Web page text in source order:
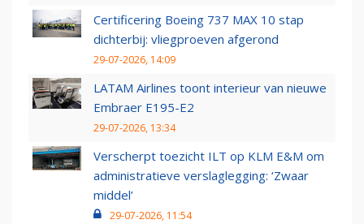
Certificering Boeing 737 MAX 10 stap
dichterbij: vliegproeven afgerond
29-07-2026, 14:09
LATAM Airlines toont interieur van nieuwe
Embraer E195-E2
29-07-2026, 13:34
Verscherpt toezicht ILT op KLM E&M om
administratieve verslaglegging: ‘Zwaar
middel’
29-07-2026, 11:54